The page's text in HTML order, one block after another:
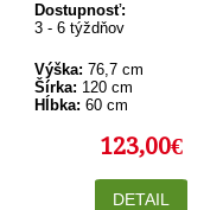
Dostupnosť:
3 - 6 týždňov
Výška: 76,7 cm
Šírka: 120 cm
Hĺbka: 60 cm
123,00€
DETAIL